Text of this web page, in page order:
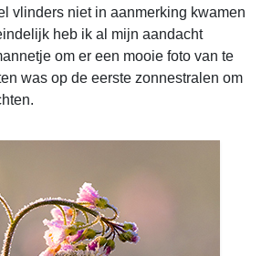
vlinders niet in aanmerking kwamen
heb ik al mijn aandacht
om er een mooie foto van te
was op de eerste zonnestralen om